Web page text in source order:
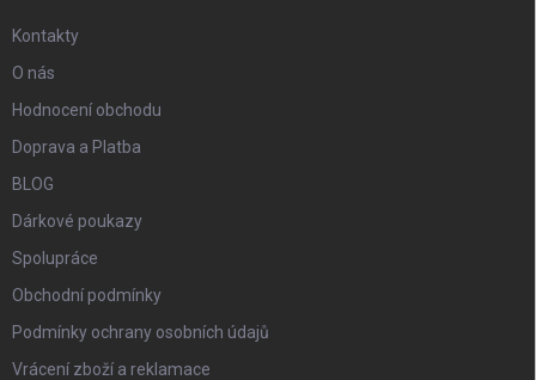
Kontakty
O nás
Hodnocení obchodu
Doprava a Platba
BLOG
Dárkové poukazy
Spolupráce
Obchodní podmínky
Podmínky ochrany osobních údajů
Vrácení zboží a reklamace